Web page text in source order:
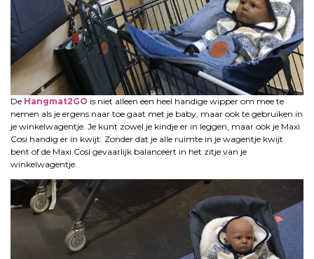
De Hangmat2GO is niet alleen een heel handige wipper om mee te
nemen als je ergens naar toe gaat met je baby, maar ook te gebruiken in
je winkelwagentje. Je kunt zowel je kindje er in leggen, maar ook je Maxi
Cosi handig er in kwijt. Zonder dat je alle ruimte in je wagentje kwijt
bent of de Maxi Cosi gevaarlijk balanceert in het zitje van je
winkelwagentje.